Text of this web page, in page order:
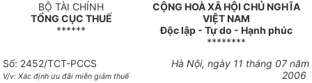
BỘ TÀI CHÍNH
TỔNG CỤC THUẾ
******
CỘNG HOÀ XÃ HỘI CHỦ NGHĨA
VIỆT NAM
Độc lập - Tự do - Hạnh phúc
********
Số: 2452/TCT-PCCS
V/v: Xác định ưu đãi miễn giảm thuế
Hà Nội, ngày 11 tháng 07 năm
2006